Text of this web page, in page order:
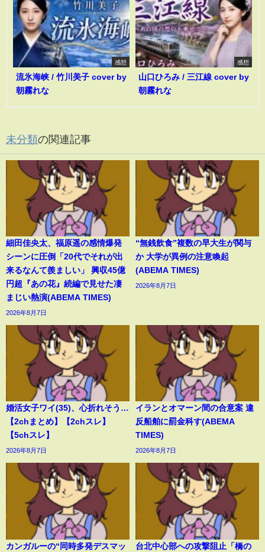
感想
流氷海峡 / 竹川美子 cover by
朝霧れな
感想
山口ひろみ / 三江線 cover by
朝霧れな
未分類の関連記事
細田佳央太、福原遥の感情爆発
シーンに圧倒「20代でそれが出
来るなんて羨ましい」 興収45億
円超『あの花』続編で見せた凄
まじい熱演(ABEMA TIMES)
2026年8月7日
“無銭飲食”複数の早大生が関与
か 大学が異例の注意喚起
(ABEMA TIMES)
2026年8月7日
婚活女子ワイ(35)、心折れそう…
【2chまとめ】【2chスレ】
【5chスレ】
2026年8月7日
イランとオマーン間の合意案 違
反船舶に罰金科す(ABEMA
TIMES)
2026年8月7日
カンガルーの“同時多発デスマッ
台北中心部への攻撃阻止「橋の